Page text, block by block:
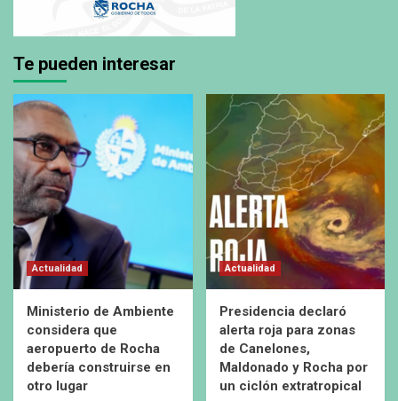
Te pueden interesar
Actualidad
Ministerio de Ambiente
considera que
aeropuerto de Rocha
debería construirse en
otro lugar
Actualidad
Presidencia declaró
alerta roja para zonas
de Canelones,
Maldonado y Rocha por
un ciclón extratropical